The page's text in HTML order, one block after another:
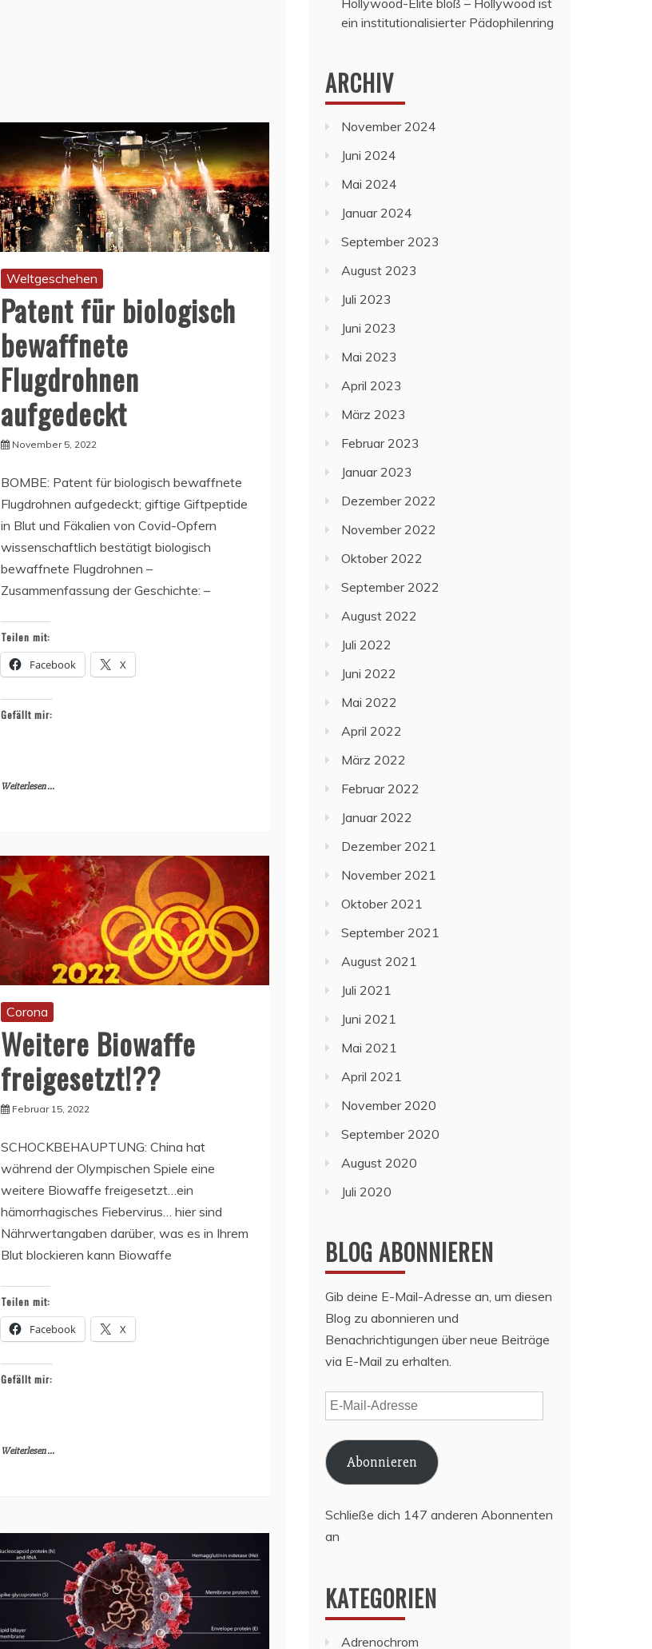
Weltgeschehen
Patent für biologisch
bewaffnete
Flugdrohnen
aufgedeckt
November 5, 2022
BOMBE: Patent für biologisch bewaffnete
Flugdrohnen aufgedeckt; giftige Giftpeptide
in Blut und Fäkalien von Covid-Opfern
wissenschaftlich bestätigt biologisch
bewaffnete Flugdrohnen –
Zusammenfassung der Geschichte: –
Teilen mit:
Facebook X
Gefällt mir:
Weiterlesen ...
Corona
Weitere Biowaffe
freigesetzt!??
Februar 15, 2022
SCHOCKBEHAUPTUNG: China hat
während der Olympischen Spiele eine
weitere Biowaffe freigesetzt…ein
hämorrhagisches Fiebervirus… hier sind
Nährwertangaben darüber, was es in Ihrem
Blut blockieren kann Biowaffe
Teilen mit:
Facebook X
Gefällt mir:
Weiterlesen ...
Hollywood-Elite bloß – Hollywood ist
ein institutionalisierter Pädophilenring
ARCHIV
November 2024
Juni 2024
Mai 2024
Januar 2024
September 2023
August 2023
Juli 2023
Juni 2023
Mai 2023
April 2023
März 2023
Februar 2023
Januar 2023
Dezember 2022
November 2022
Oktober 2022
September 2022
August 2022
Juli 2022
Juni 2022
Mai 2022
April 2022
März 2022
Februar 2022
Januar 2022
Dezember 2021
November 2021
Oktober 2021
September 2021
August 2021
Juli 2021
Juni 2021
Mai 2021
April 2021
November 2020
September 2020
August 2020
Juli 2020
BLOG ABONNIEREN
Gib deine E-Mail-Adresse an, um diesen
Blog zu abonnieren und
Benachrichtigungen über neue Beiträge
via E-Mail zu erhalten.
E-
Mail-
Adresse
Abonnieren
Schließe dich 147 anderen Abonnenten
an
KATEGORIEN
Adrenochrom